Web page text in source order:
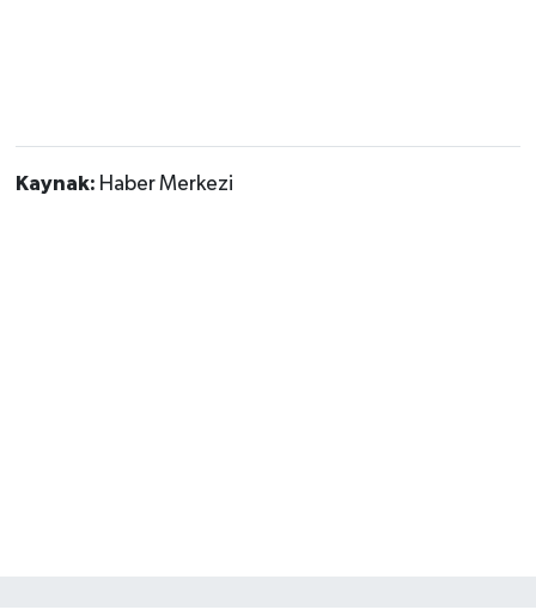
Kaynak: Haber Merkezi